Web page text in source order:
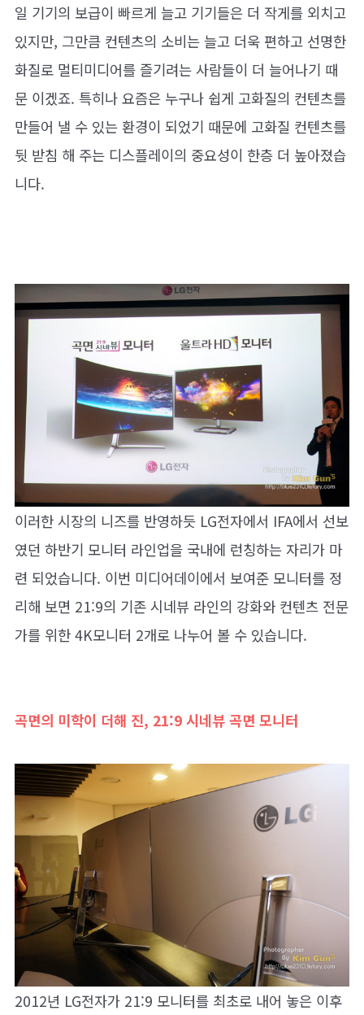
일 기기의 보급이 빠르게 늘고 기기들은 더 작게를 외치고
있지만, 그만큼 컨텐츠의 소비는 늘고 더욱 편하고 선명한
화질로 멀티미디어를 즐기려는 사람들이 더 늘어나기 때
문 이겠죠. 특히나 요즘은 누구나 쉽게 고화질의 컨텐츠를
만들어 낼 수 있는 환경이 되었기 때문에 고화질 컨텐츠를
뒷 받침 해 주는 디스플레이의 중요성이 한층 더 높아졌습
니다.
이러한 시장의 니즈를 반영하듯 LG전자에서 IFA에서 선보
였던 하반기 모니터 라인업을 국내에 런칭하는 자리가 마
련 되었습니다. 이번 미디어데이에서 보여준 모니터를 정
리해 보면 21:9의 기존 시네뷰 라인의 강화와 컨텐츠 전문
가를 위한 4K모니터 2개로 나누어 볼 수 있습니다.
곡면의 미학이 더해 진, 21:9 시네뷰 곡면 모니터
2012년 LG전자가 21:9 모니터를 최초로 내어 놓은 이후